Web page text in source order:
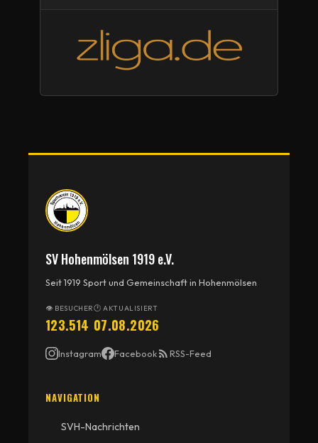
SV Hohenmölsen 1919 e.V.
Seit 1919 Sport und Gemeinschaft in Hohenmölsen
👁 BESUCHER
123.514
🕐 AKTUALISIERT
07.08.2026
Instagram Facebook RSS-Feed
NAVIGATION
SVH-Nachrichten